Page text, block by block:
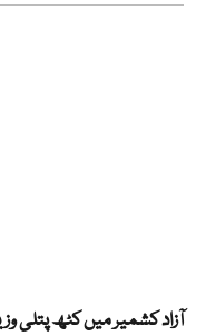
آزاد کشمیر میں کٹھ پتلی